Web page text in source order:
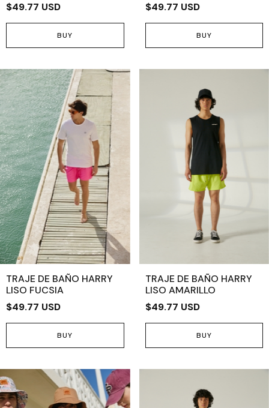
$49.77 USD
BUY
$49.77 USD
BUY
TRAJE DE BAÑO HARRY
LISO FUCSIA
$49.77 USD
BUY
TRAJE DE BAÑO HARRY
LISO AMARILLO
$49.77 USD
BUY